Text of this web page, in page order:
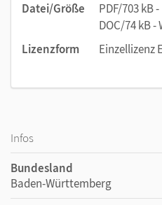
Datei/Größe
PDF/703 kB
DOC/74 kB -
Lizenzform
Einzellizenz
Infos
Bundesland
Baden-Württemberg